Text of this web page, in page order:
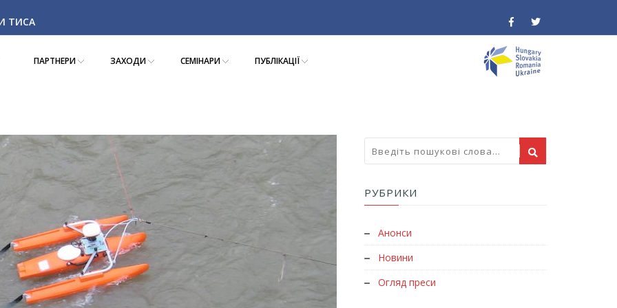
ТИСА
ПАРТНЕРИ ЗАХОДИ СЕМІНАРИ ПУБЛІКАЦІЇ
РУБРИКИ
Анонси
Новини
Огляд преси